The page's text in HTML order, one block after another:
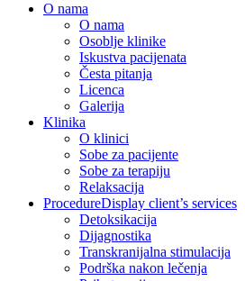
O nama
O nama
Osoblje klinike
Iskustva pacijenata
Česta pitanja
Licenca
Galerija
Klinika
O klinici
Sobe za pacijente
Sobe za terapiju
Relaksacija
ProcedureDisplay client’s services
Detoksikacija
Dijagnostika
Transkranijalna stimulacija
Podrška nakon lečenja